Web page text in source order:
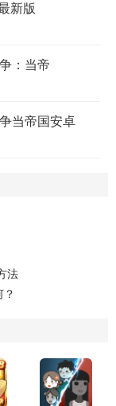
新版
：当帝
当帝国安卓
法